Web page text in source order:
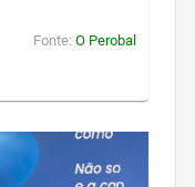
Fonte: O Perobal